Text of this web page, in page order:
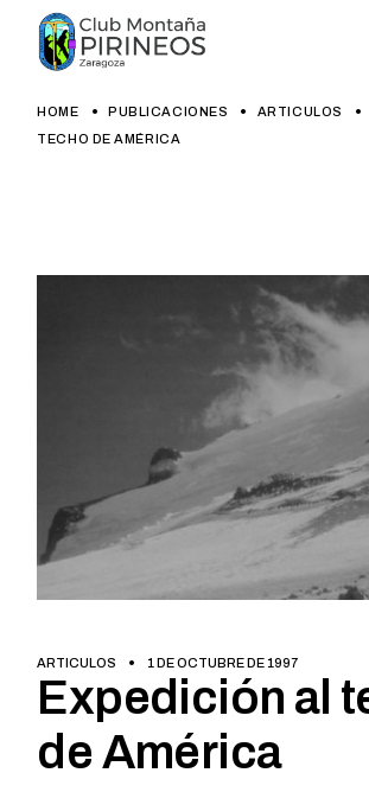
content
HOME PUBLICACIONES ARTICULOS
TECHO DE AMÉRICA
ARTICULOS 1 DE OCTUBRE DE 1997
Expedición al
de América